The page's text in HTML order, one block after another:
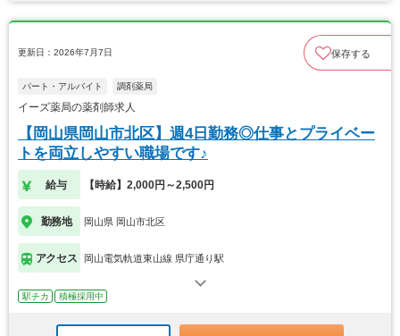
更新日：2026年7月7日 保存する
パート・アルバイト 調剤薬局
イーズ薬局の薬剤師求人
【岡山県岡山市北区】週4日勤務◎仕事とプライベー
トを両立しやすい職場です♪
給与 【時給】2,000円～2,500円
勤務地 岡山県 岡山市北区
アクセス 岡山電気軌道東山線 県庁通り駅
駅チカ 積極採用中